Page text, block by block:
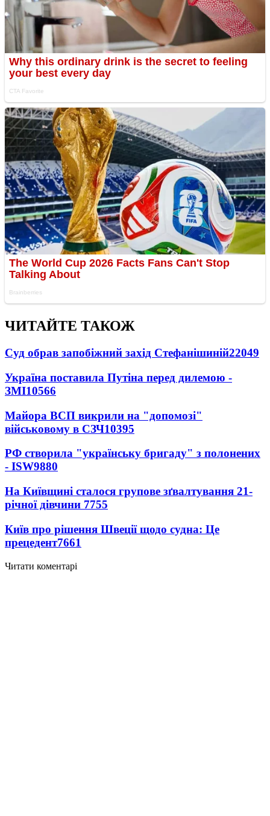
ЧИТАЙТЕ ТАКОЖ
Суд обрав запобіжний захід Стефанішиній22049
Україна поставила Путіна перед дилемою -
ЗМІ10566
Майора ВСП викрили на "допомозі"
військовому в СЗЧ10395
РФ створила "українську бригаду" з полонених
- ISW9880
На Київщині сталося групове зґвалтування 21-
річної дівчини 7755
Київ про рішення Швеції щодо судна: Це
прецедент7661
Читати коментарі